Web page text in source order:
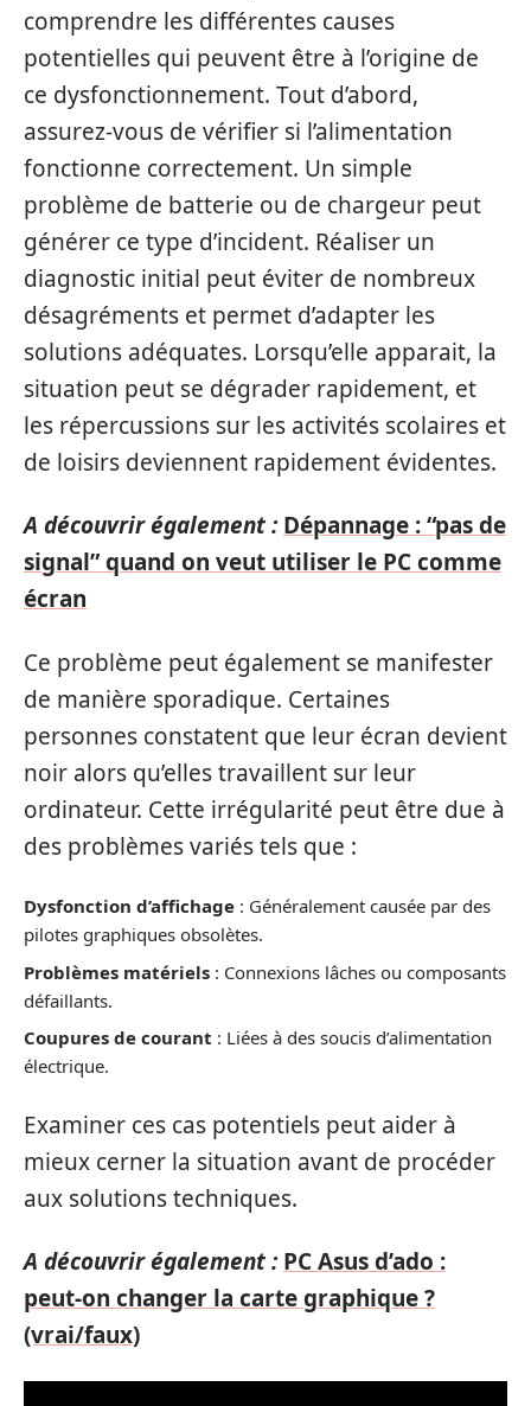
comprendre les différentes causes
potentielles qui peuvent être à l’origine de
ce dysfonctionnement. Tout d’abord,
assurez-vous de vérifier si l’alimentation
fonctionne correctement. Un simple
problème de batterie ou de chargeur peut
générer ce type d’incident. Réaliser un
diagnostic initial peut éviter de nombreux
désagréments et permet d’adapter les
solutions adéquates. Lorsqu’elle apparait, la
situation peut se dégrader rapidement, et
les répercussions sur les activités scolaires et
de loisirs deviennent rapidement évidentes.
A découvrir également : Dépannage : “pas de
signal” quand on veut utiliser le PC comme
écran
Ce problème peut également se manifester
de manière sporadique. Certaines
personnes constatent que leur écran devient
noir alors qu’elles travaillent sur leur
ordinateur. Cette irrégularité peut être due à
des problèmes variés tels que :
Dysfonction d’affichage : Généralement causée par des
pilotes graphiques obsolètes.
Problèmes matériels : Connexions lâches ou composants
défaillants.
Coupures de courant : Liées à des soucis d’alimentation
électrique.
Examiner ces cas potentiels peut aider à
mieux cerner la situation avant de procéder
aux solutions techniques.
A découvrir également : PC Asus d’ado :
peut-on changer la carte graphique ?
(vrai/faux)